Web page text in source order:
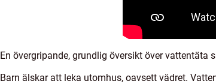
En övergripande, grundlig översikt över vattentäta
Barn älskar att leka utomhus, oavsett vädret.